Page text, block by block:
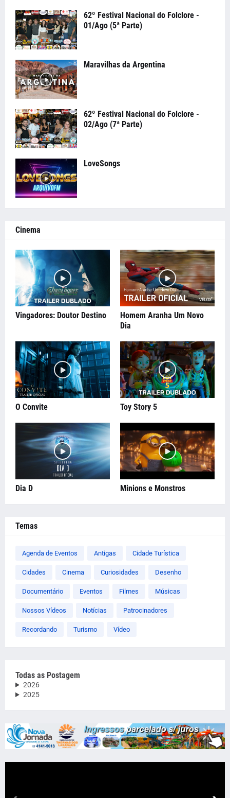
62º Festival Nacional do Folclore -
01/Ago (5ª Parte)
Maravilhas da Argentina
62º Festival Nacional do Folclore -
02/Ago (7ª Parte)
LoveSongs
Cinema
Vingadores: Doutor Destino
Homem Aranha Um Novo
Dia
O Convite Toy Story 5
Dia D Minions e Monstros
Temas
Agenda de Eventos Antigas Cidade Turística
Cidades Cinema Curiosidades Desenho
Documentário Eventos Filmes Músicas
Nossos Vídeos Notícias Patrocinadores
Recordando Turismo Vídeo
Todas as Postagem
2026
2025